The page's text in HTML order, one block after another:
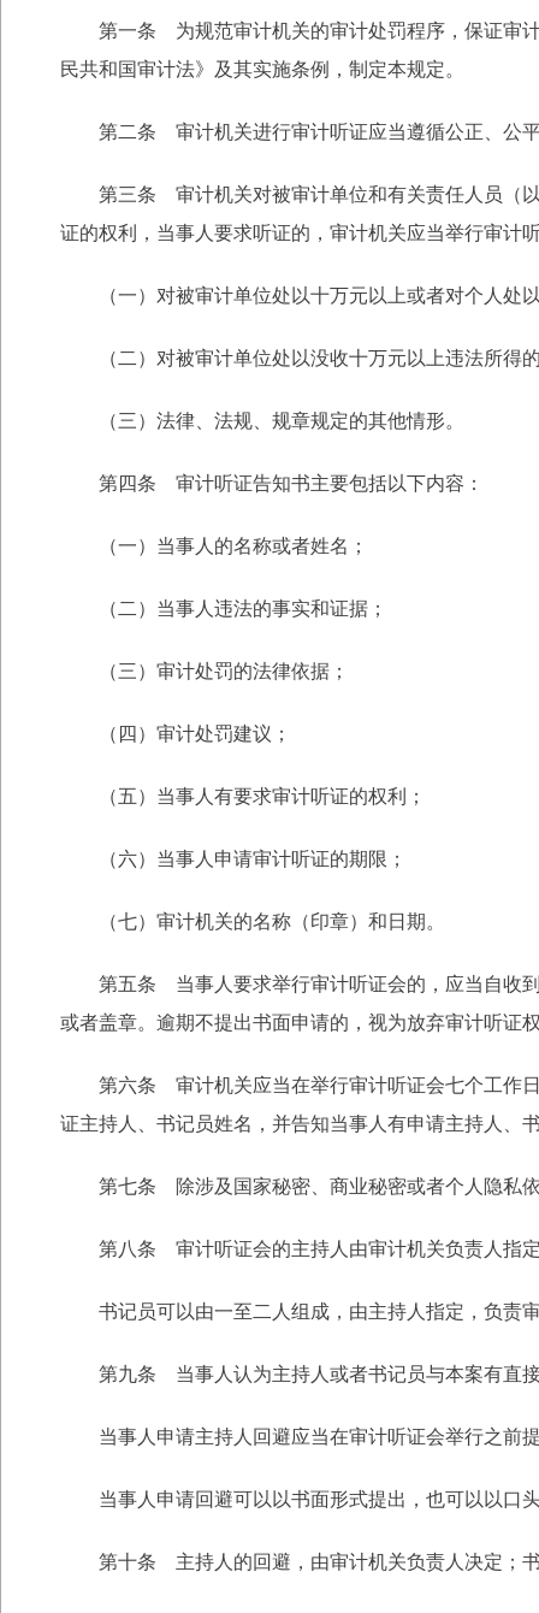
第一条 为规范审计机关的审计处罚程序，保证审
民共和国审计法》及其实施条例，制定本规定。
第二条 审计机关进行审计听证应当遵循公正、公
第三条 审计机关对被审计单位和有关责任人员（
证的权利，当事人要求听证的，审计机关应当举行审计
（一）对被审计单位处以十万元以上或者对个人处
（二）对被审计单位处以没收十万元以上违法所得
（三）法律、法规、规章规定的其他情形。
第四条 审计听证告知书主要包括以下内容：
（一）当事人的名称或者姓名；
（二）当事人违法的事实和证据；
（三）审计处罚的法律依据；
（四）审计处罚建议；
（五）当事人有要求审计听证的权利；
（六）当事人申请审计听证的期限；
（七）审计机关的名称（印章）和日期。
第五条 当事人要求举行审计听证会的，应当自收
或者盖章。逾期不提出书面申请的，视为放弃审计听证
第六条 审计机关应当在举行审计听证会七个工作
证主持人、书记员姓名，并告知当事人有申请主持人、
第七条 除涉及国家秘密、商业秘密或者个人隐私
第八条 审计听证会的主持人由审计机关负责人指
书记员可以由一至二人组成，由主持人指定，负责
第九条 当事人认为主持人或者书记员与本案有直
当事人申请主持人回避应当在审计听证会举行之前
当事人申请回避可以以书面形式提出，也可以以口
第十条 主持人的回避，由审计机关负责人决定；